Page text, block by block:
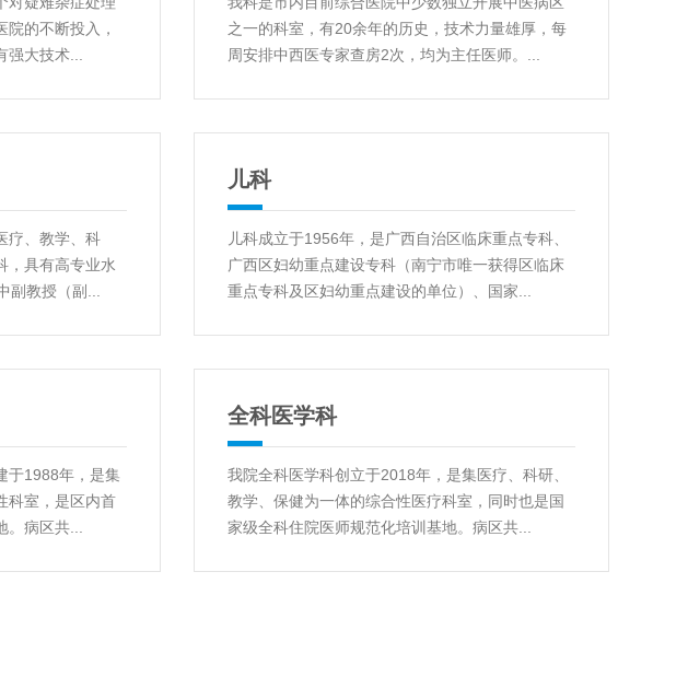
的不断投入，
大技术...
之一的科室，有20余年的历史，技术力量雄厚，每
周安排中西医专家查房2次，均为主任医师。...
疗、教学、科
，具有高专业水
副教授（副...
儿科
儿科成立于1956年，是广西自治区临床重点专科、
广西区妇幼重点建设专科（南宁市唯一获得区临床
重点专科及区妇幼重点建设的单位）、国家...
于1988年，是集
科室，是区内首
病区共...
全科医学科
我院全科医学科创立于2018年，是集医疗、科研、
教学、保健为一体的综合性医疗科室，同时也是国
家级全科住院医师规范化培训基地。病区共...